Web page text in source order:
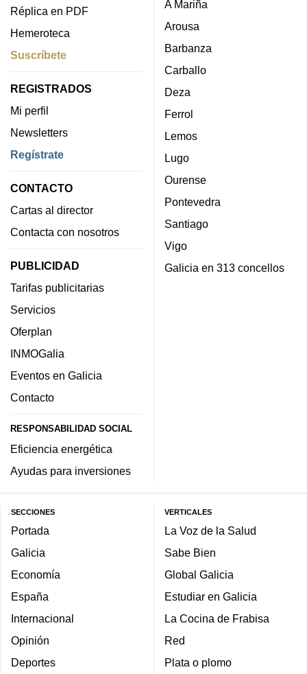
Réplica en PDF
Hemeroteca
Suscríbete
REGISTRADOS
Mi perfil
Newsletters
Regístrate
CONTACTO
Cartas al director
Contacta con nosotros
PUBLICIDAD
Tarifas publicitarias
Servicios
Oferplan
INMOGalia
Eventos en Galicia
Contacto
RESPONSABILIDAD SOCIAL
Eficiencia energética
Ayudas para inversiones
A Mariña
Arousa
Barbanza
Carballo
Deza
Ferrol
Lemos
Lugo
Ourense
Pontevedra
Santiago
Vigo
Galicia en 313 concellos
SECCIONES
Portada
Galicia
Economía
España
Internacional
Opinión
Deportes
VERTICALES
La Voz de la Salud
Sabe Bien
Global Galicia
Estudiar en Galicia
La Cocina de Frabisa
Red
Plata o plomo